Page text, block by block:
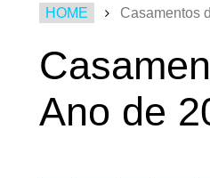
Ano de